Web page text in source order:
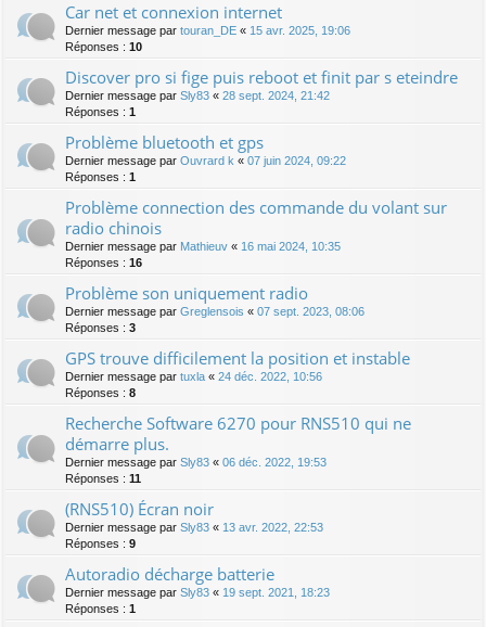
Car net et connexion internet
Dernier message par touran_DE « 15 avr. 2025, 19:06
Réponses : 10
Discover pro si fige puis reboot et finit par s eteindre
Dernier message par Sly83 « 28 sept. 2024, 21:42
Réponses : 1
Problème bluetooth et gps
Dernier message par Ouvrard k « 07 juin 2024, 09:22
Réponses : 1
Problème connection des commande du volant sur
radio chinois
Dernier message par Mathieuv « 16 mai 2024, 10:35
Réponses : 16
Problème son uniquement radio
Dernier message par Greglensois « 07 sept. 2023, 08:06
Réponses : 3
GPS trouve difficilement la position et instable
Dernier message par tuxla « 24 déc. 2022, 10:56
Réponses : 8
Recherche Software 6270 pour RNS510 qui ne
démarre plus.
Dernier message par Sly83 « 06 déc. 2022, 19:53
Réponses : 11
(RNS510) Écran noir
Dernier message par Sly83 « 13 avr. 2022, 22:53
Réponses : 9
Autoradio décharge batterie
Dernier message par Sly83 « 19 sept. 2021, 18:23
Réponses : 1